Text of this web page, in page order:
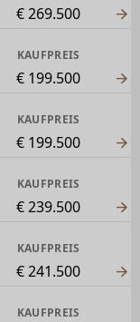
€ 269.500
KAUFPREIS
€ 199.500
KAUFPREIS
€ 199.500
KAUFPREIS
€ 239.500
KAUFPREIS
€ 241.500
KAUFPREIS